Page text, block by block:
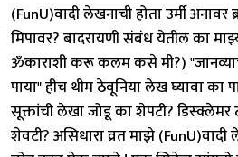
(FunU)वादी लेखनाची होता उर्मी अनावर
मिपावर? बादरायणी संबंध येतील का
ॐकाराशी करू कलम कसे मी?) "जानव्याचा
पाया" हीच थीम ठेवूनिया लेख घ्यावा का
सूक्तांची लेखा जोडू का शेपटी? डिस्क्लेमर
शेवटी? असिधारा व्रत माझे